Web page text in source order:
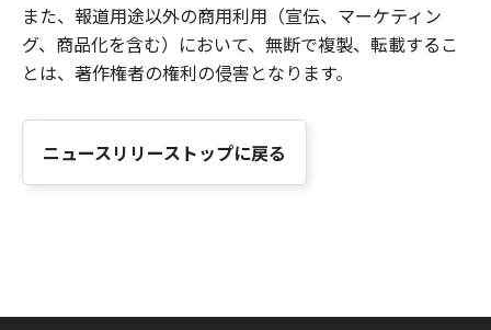
また、報道用途以外の商用利用（宣伝、マーケティン
グ、商品化を含む）において、無断で複製、転載するこ
とは、著作権者の権利の侵害となります。
ニュースリリーストップに戻る